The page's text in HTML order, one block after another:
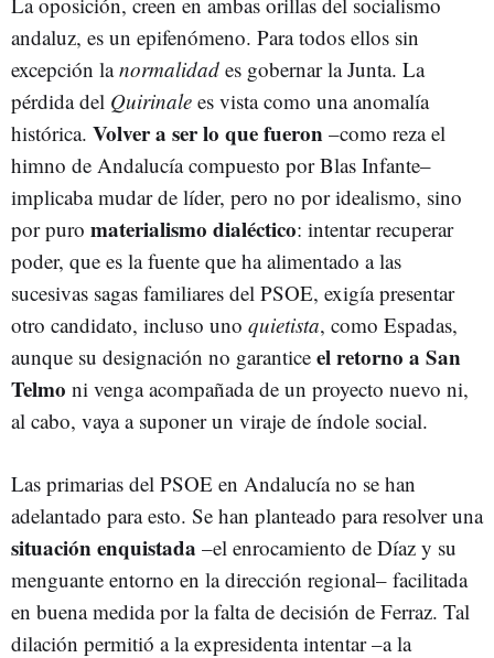
andaluz, es un epifenómeno. Para todos ellos sin
excepción lanormalidad es gobernar la Junta. La
pérdida del Quirinale es vista como una anomalía
histórica. Volver a ser lo que fueron –como reza el
himno de Andalucía compuesto por Blas Infante–
implicaba mudar de líder, pero no por idealismo, sino
por puro materialismo dialéctico: intentar recuperar
poder, que es la fuente que ha alimentado a las
sucesivas sagas familiares del PSOE, exigía presentar
otro candidato, incluso uno quietista, como Espadas,
aunque su designación no garantice el retorno a San
Telmo ni venga acompañada de un proyecto nuevo ni,
al cabo, vaya a suponer un viraje de índole social.
Las primarias del PSOE en Andalucía no se han
adelantado para esto. Se han planteado para resolver una
situación enquistada –el enrocamiento de Díaz y su
menguante entorno en la dirección regional– facilitada
en buena medida por la falta de decisión de Ferraz. Tal
dilación permitió a la expresidenta intentar –a la